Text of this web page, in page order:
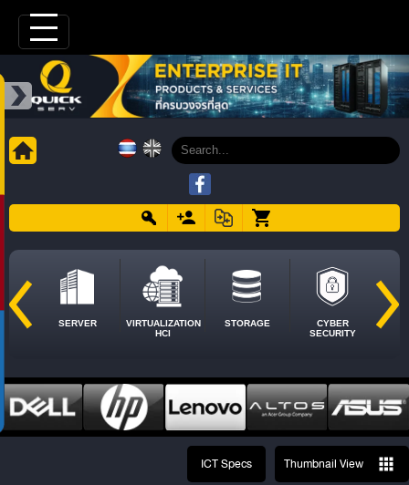
SERVER
VIRTUALIZATION
HCI
STORAGE
CYBER
SECURITY
ICT Specs Thumbnail View